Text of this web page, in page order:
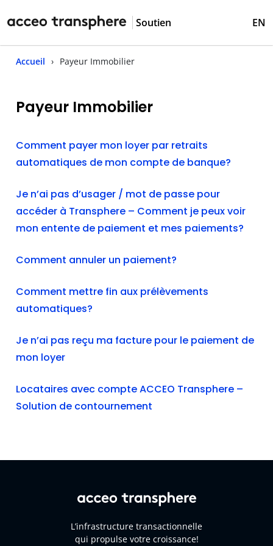
Soutien EN
Accueil Payeur Immobilier
Payeur Immobilier
Comment payer mon loyer par retraits
automatiques de mon compte de banque?
Je n’ai pas d’usager / mot de passe pour
accéder à Transphere – Comment je peux voir
mon entente de paiement et mes paiements?
Comment annuler un paiement?
Comment mettre fin aux prélèvements
automatiques?
Je n’ai pas reçu ma facture pour le paiement de
mon loyer
Locataires avec compte ACCEO Transphere –
Solution de contournement
L’infrastructure transactionnelle
qui propulse votre croissance!